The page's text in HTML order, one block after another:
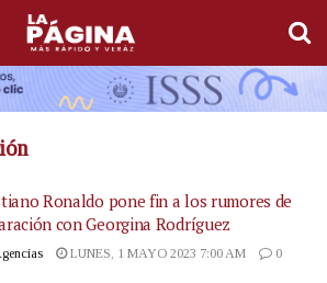
Ronaldo pone fin a los rumores de
con Georgina Rodríguez
LUNES, 1 MAYO 2023 7:00 AM 0